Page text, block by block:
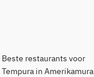
Beste restaurants voor
Tempura in Amerikamura